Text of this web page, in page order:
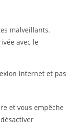
malveillants.
avec le
internet et pas
et vous empêche